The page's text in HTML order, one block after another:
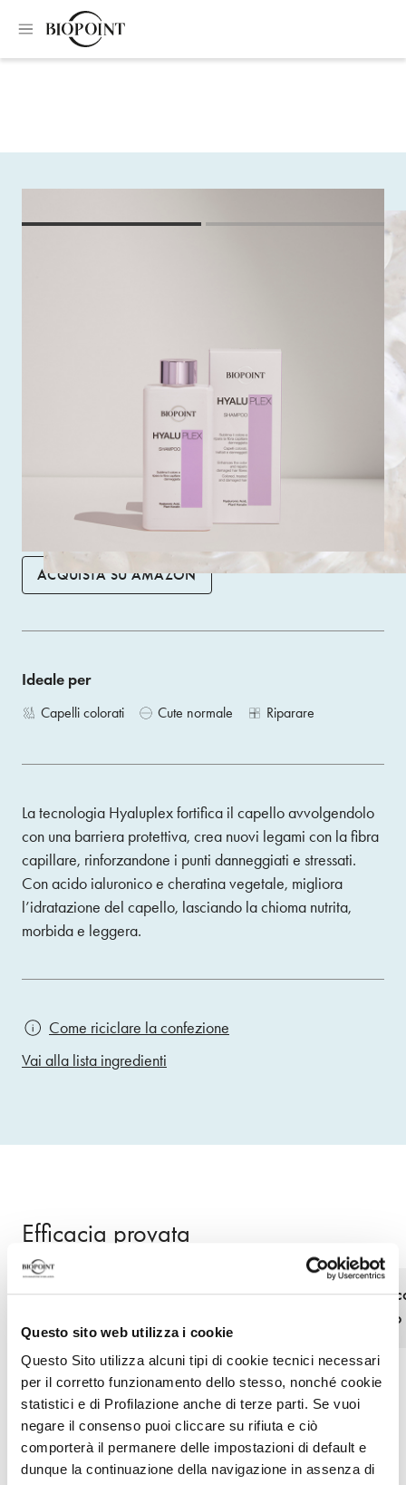
Questo sito web utilizza i cookie
Questo Sito utilizza alcuni tipi di cookie tecnici necessari
per il corretto funzionamento dello stesso, nonché cookie
statistici e di Profilazione anche di terze parti. Se vuoi
negare il consenso puoi cliccare su rifiuta e ciò
comporterà il permanere delle impostazioni di default e
dunque la continuazione della navigazione in assenza di
Il primo gesto di trattamento per proteggere il colore e la
salute dei capelli. Una texture cremosa che, a contatto
con l’acqua, si trasforma in una schiuma ricca, corposa e
avvolgente. Deterge con delicatezza e aiuta, lavaggio
dopo lavaggio, a restituire forza e volume ai capelli
indeboliti, sensibilizzati da tinture e trattamenti chimici.
Size 250 ML
ACQUISTA SU AMAZON
Ideale per
Capelli colorati Cute normale Riparare
La tecnologia Hyaluplex fortifica il capello avvolgendolo
con una barriera protettiva, crea nuovi legami con la fibra
capillare, rinforzandone i punti danneggiati e stressati.
Con acido ialuronico e cheratina vegetale, migliora
l’idratazione del capello, lasciando la chioma nutrita,
morbida e leggera.
Come riciclare la confezione
Vai alla lista ingredienti
Efficacia provata
La fibra capillare ritrova una
Il colore appare
sublimato,